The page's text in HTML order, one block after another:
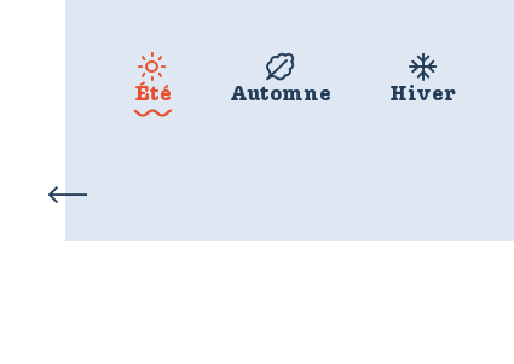
Été Automne Hiver